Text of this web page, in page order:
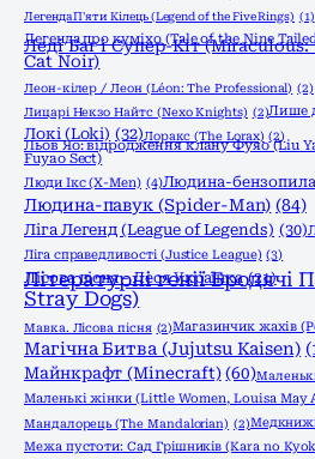
Легенда П'яти Кілець (Legend of the Five Rings) (1)
Легенда про куміхо (Tale of the Nine
Леді Баг і Супер-Кіт
Cat Noir)
Леон-кілер / Леон (Léon: The Professional) (2)
Лицарі Некзо Найтс (Nexo Knights) (2)Лише
Локі (Loki) (32)Лоракс (The Lorax) (2)
Льов Яо: відродження клану Фуяо (Liu
Fuyao Sect)
Люди Ікс (X-Men) (4)Людина-бензопила
Людина-павук (Spider-Man) (84)
Ліга Легенд (League of Legends) (30)
Ліга справедливості (Justice League) (3)
Лісова пісня - Леся Українка (21)
Літературні генії Бродячі
Stray Dogs)
Мавка. Лісова пісня (2)Магазинчик жахів
Магічна Битва (Jujutsu Kaisen)
Майнкрафт (Minecraft) (60)
Маленькі жінки (Little Women, Louisa May
Мандалорець (The Mandalorian) (2)
Межа пустоти: Сад Грішників (Kara no